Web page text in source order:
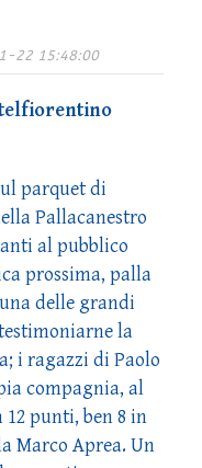
22 15:48:00
parquet di
Pallacanestro
al pubblico
prossima, palla
delle grandi
la
i ragazzi di Paolo
compagnia, al
punti, ben 8 in
Marco Aprea. Un